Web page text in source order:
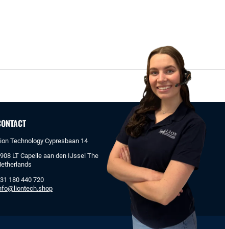
Technology Cypresbaan 14
LT Capelle aan den IJssel The
180 440 720